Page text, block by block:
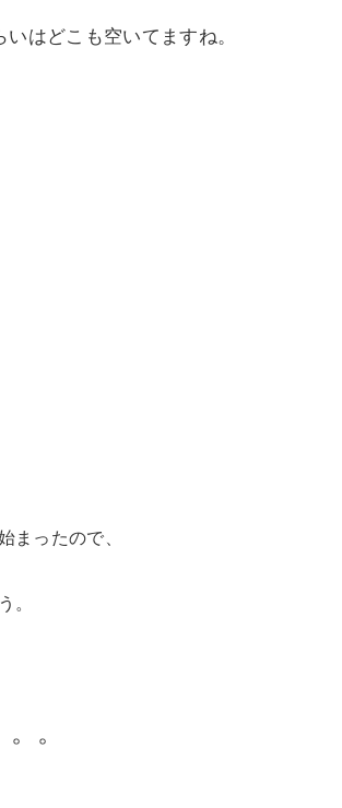
はどこも空いてますね。
まったので、
。
。